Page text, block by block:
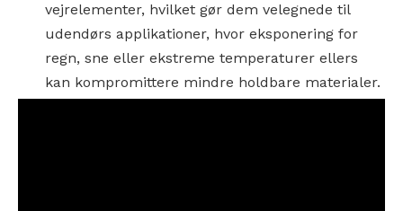
vejrelementer, hvilket gør dem velegnede til
udendørs applikationer, hvor eksponering for
regn, sne eller ekstreme temperaturer ellers
kan kompromittere mindre holdbare materialer.